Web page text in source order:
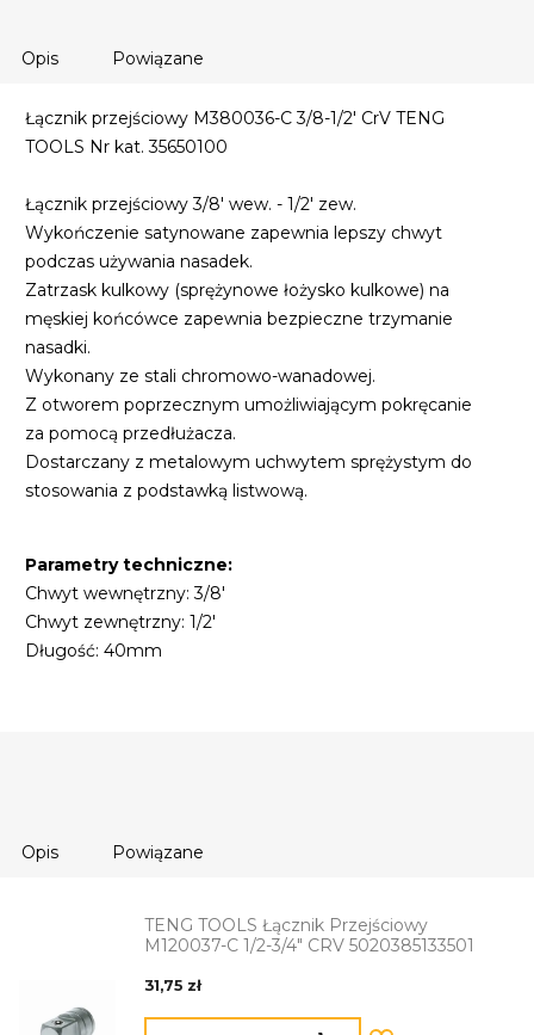
Opis Powiązane
Łącznik przejściowy M380036-C 3/8-1/2' CrV TENG
TOOLS Nr kat. 35650100
Łącznik przejściowy 3/8' wew. - 1/2' zew.
Wykończenie satynowane zapewnia lepszy chwyt
podczas używania nasadek.
Zatrzask kulkowy (sprężynowe łożysko kulkowe) na
męskiej końcówce zapewnia bezpieczne trzymanie
nasadki.
Wykonany ze stali chromowo-wanadowej.
Z otworem poprzecznym umożliwiającym pokręcanie
za pomocą przedłużacza.
Dostarczany z metalowym uchwytem sprężystym do
stosowania z podstawką listwową.
Parametry techniczne:
Chwyt wewnętrzny: 3/8'
Chwyt zewnętrzny: 1/2'
Długość: 40mm
Opis Powiązane
TENG TOOLS Łącznik Przejściowy
M120037-C 1/2-3/4" CRV 5020385133501
31,75 zł